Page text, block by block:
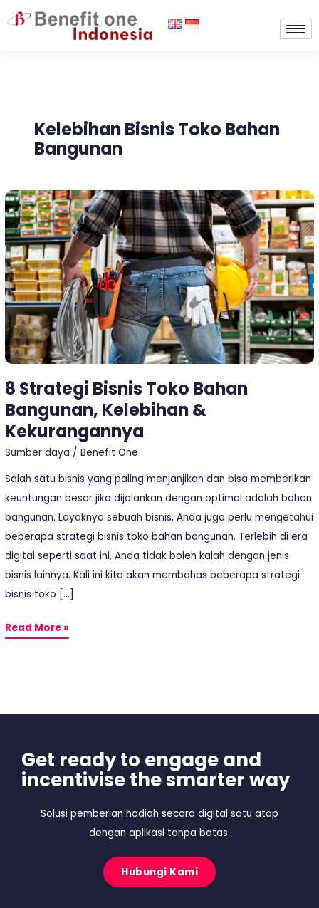
Lewati
ke
Kelebihan Bisnis Toko Bahan
Bangunan
8 Strategi Bisnis Toko Bahan
Bangunan, Kelebihan &
Kekurangannya
Sumber daya /Benefit One
Salah satu bisnis yang paling menjanjikan dan bisa memberikan
keuntungan besar jika dijalankan dengan optimal adalah bahan
bangunan. Layaknya sebuah bisnis, Anda juga perlu mengetahui
beberapa strategi bisnis toko bahan bangunan. Terlebih di era
digital seperti saat ini, Anda tidak boleh kalah dengan jenis
bisnis lainnya. Kali ini kita akan membahas beberapa strategi
bisnis toko […]
8
Strategi
Bisnis
Toko
Bahan
Bangunan,
Kelebihan
&
Kekurangannya
Read More »
Get ready to engage and
incentivise the smarter way
Solusi pemberian hadiah secara digital satu atap
dengan aplikasi tanpa batas.
Hubungi Kami